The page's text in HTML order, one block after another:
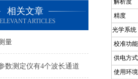
相关文章
ARTICLES
量
数测定仪有4个波长通道
解析度
精度
光学系统
校准功能
供电方式
使用环境